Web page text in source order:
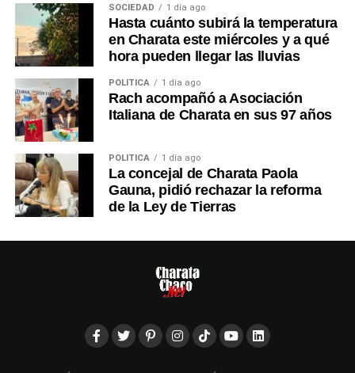
SOCIEDAD 1 día ago
Hasta cuánto subirá la temperatura
en Charata este miércoles y a qué
hora pueden llegar las lluvias
POLÍTICA 1 día ago
Rach acompañó a Asociación
Italiana de Charata en sus 97 años
POLÍTICA 1 día ago
La concejal de Charata Paola
Gauna, pidió rechazar la reforma
de la Ley de Tierras